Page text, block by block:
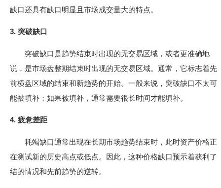
缺口还具有缺口明显且市场成交量大的特点。
3. 突破缺口
突破缺口是趋势结束时出现的无交易区域，或者更准确地
说，是市场盘整期结束时出现的无交易区域。通常，它标志着先
前横盘区域的结束和新趋势的开始。一般来说，突破缺口不太可
能被填补；如果被填补，通常需要很长时间才能填补。
4. 疲惫差距
耗竭缺口通常出现在长期市场趋势结束时，此时资产价格正
在测试新的历史高点或低点。因此，这种价格缺口预示着获利了
结的情况和先前趋势的逆转。